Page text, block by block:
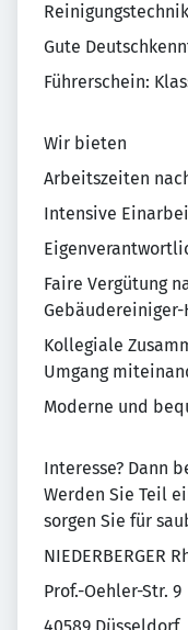
Gute
Führerschein:
Wir bieten
Arbeitszeiten
Intensive
Faire Vergütung
Gebäudereiniger-
Kollegiale
Umgang
Moderne und
Interesse? Dann
Werden Sie Teil
sorgen Sie für
NIEDERBERGER
Prof.-Oehler-Str. 9